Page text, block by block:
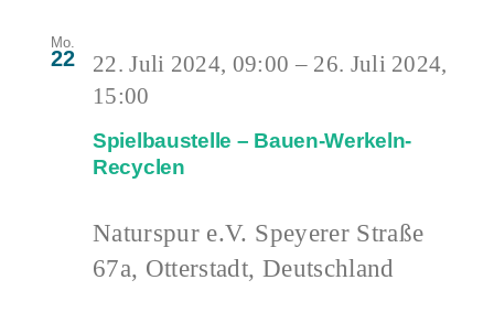
Mo.
22
Spielbaustelle – Bauen-Werkeln-
Recyclen
22. Juli 2024, 09:00 – 26. Juli 2024,
15:00
Naturspur e.V. Speyerer Straße
67a, Otterstadt, Deutschland